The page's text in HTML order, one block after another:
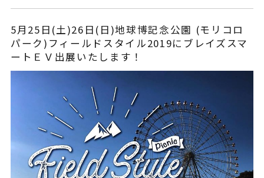
STYLE e-BIKE
¥225,454 （税込¥248,000）
詳細を見る
近くの店舗を見る
5月25日(土)26日(日)地球博記念公園 (モリコロ
パーク)フィールドスタイル2019にブレイズスマ
ートＥＶ出展いたします！